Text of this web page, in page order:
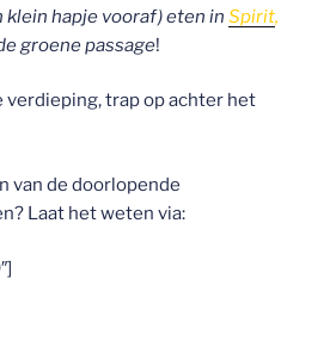
klein hapje vooraf) eten in Spirit,
groene passage!
verdieping, trap op achter het
van de doorlopende
Laat het weten via: